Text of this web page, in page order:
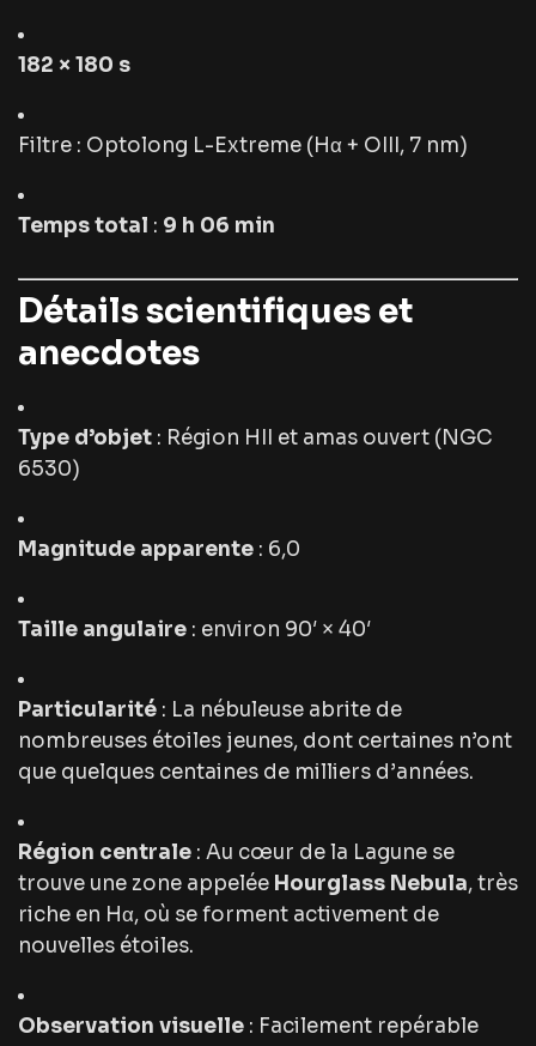
182 × 180 s
Filtre : Optolong L-Extreme (Hα + OIII, 7 nm)
Temps total : 9 h 06 min
Détails scientifiques et
anecdotes
Type d’objet : Région HII et amas ouvert (NGC
6530)
Magnitude apparente : 6,0
Taille angulaire : environ 90′ × 40′
Particularité : La nébuleuse abrite de
nombreuses étoiles jeunes, dont certaines n’ont
que quelques centaines de milliers d’années.
Région centrale : Au cœur de la Lagune se
trouve une zone appelée Hourglass Nebula, très
riche en Hα, où se forment activement de
nouvelles étoiles.
Observation visuelle : Facilement repérable